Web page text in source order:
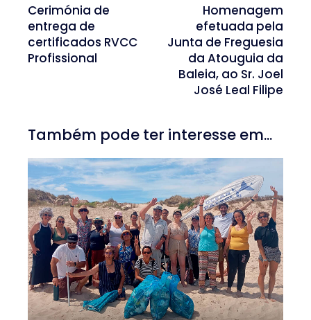
Cerimónia de
entrega de
certificados RVCC
Profissional
Homenagem
efetuada pela
Junta de Freguesia
da Atouguia da
Baleia, ao Sr. Joel
José Leal Filipe
Também pode ter interesse em...